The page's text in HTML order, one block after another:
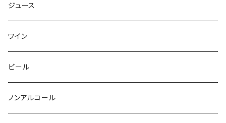
ジュース
ワイン
ビール
ノンアルコール